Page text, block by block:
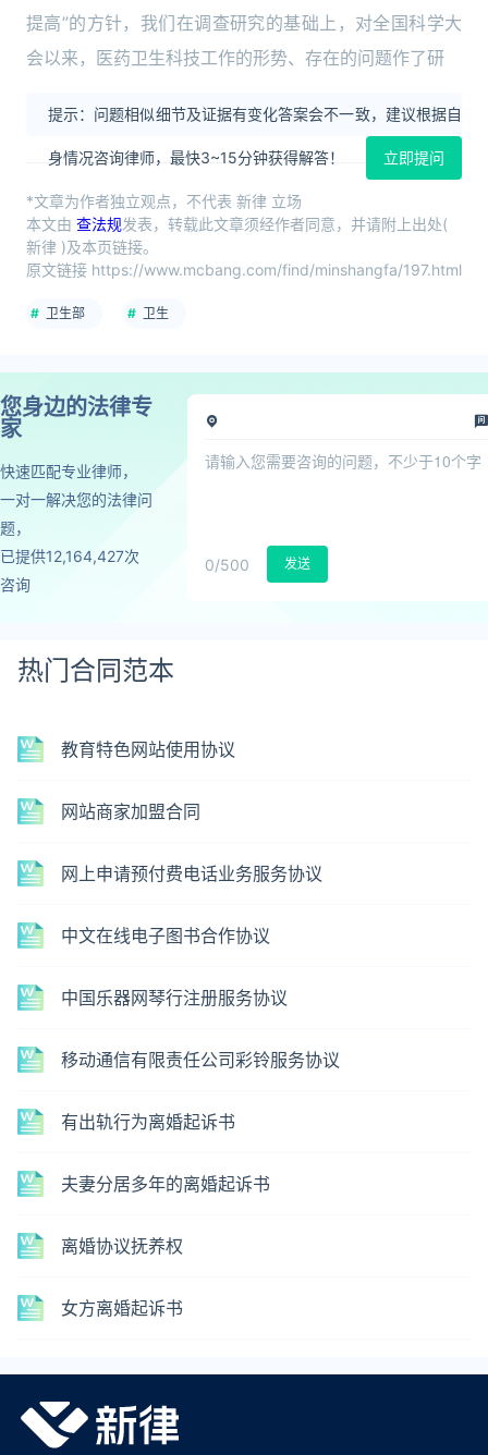
提高”的方针，我们在调查研究的基础上，对全国科学大
会以来，医药卫生科技工作的形势、存在的问题作了研
提示：问题相似细节及证据有变化答案会不一致，建议根据自
身情况咨询律师，最快3~15分钟获得解答！ 立即提问
*文章为作者独立观点，不代表 新律 立场
本文由 查法规发表，转载此文章须经作者同意，并请附上出处(
新律 )及本页链接。
原文链接 https://www.mcbang.com/find/minshangfa/197.html
卫生部 卫生
您身边的法律专
家
快速匹配专业律师，
一对一解决您的法律问
题，
已提供12,164,427次
咨询
0/500 发送
热门合同范本
教育特色网站使用协议
网站商家加盟合同
网上申请预付费电话业务服务协议
中文在线电子图书合作协议
中国乐器网琴行注册服务协议
移动通信有限责任公司彩铃服务协议
有出轨行为离婚起诉书
夫妻分居多年的离婚起诉书
离婚协议抚养权
女方离婚起诉书